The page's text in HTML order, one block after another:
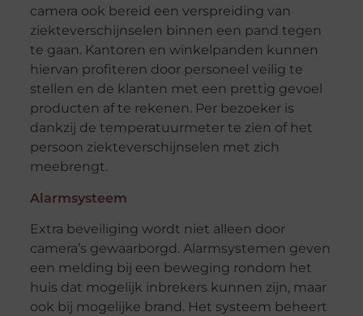
camera ook bereid een verspreiding van
ziekteverschijnselen binnen een pand tegen
te gaan. Kantoren en winkelpanden kunnen
hiervan profiteren door personeel veilig te
stellen en de klanten met een prettig gevoel
producten af te rekenen. Per bezoeker is
dankzij de temperatuurmeter te zien of het
persoon ziekteverschijnselen met zich
meebrengt.
Alarmsysteem
Extra beveiliging wordt niet alleen door
camera’s gewaarborgd. Alarmsystemen geven
een melding bij een beweging rondom het
huis dat mogelijk inbrekers kunnen zijn, maar
ook bij mogelijke brand. Het systeem beheert